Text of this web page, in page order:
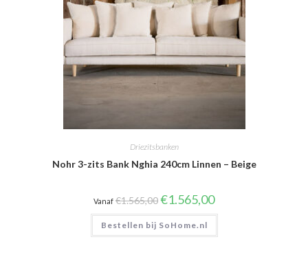
Driezitsbanken
Nohr 3-zits Bank Nghia 240cm Linnen – Beige
Vanaf €1.565,00Oorspronkelijke
prijs
was:
€1.565,00.
€1.565,00Huidige
prijs
is:
Bestellen bij SoHome.nl